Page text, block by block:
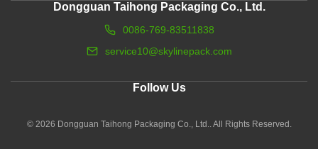
Dongguan Taihong Packaging Co., Ltd.
0086-769-83511838
service10@skylinepack.com
Follow Us
© 2026 Dongguan Taihong Packaging Co., Ltd.. All Rights Reserved.